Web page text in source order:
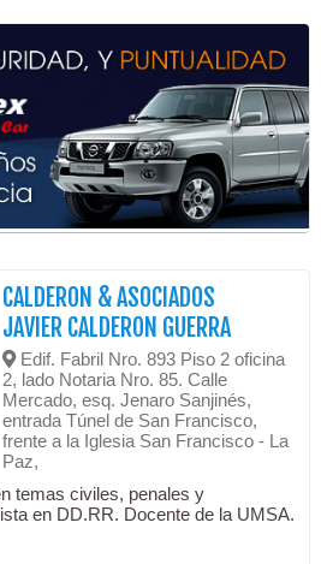
CALDERON & ASOCIADOS
JAVIER CALDERON GUERRA
Edif. Fabril Nro. 893 Piso 2 oficina
2, lado Notaria Nro. 85. Calle
Mercado, esq. Jenaro Sanjinés,
entrada Túnel de San Francisco,
frente a la Iglesia San Francisco - La
Paz,
temas civiles, penales y
en DD.RR. Docente de la UMSA.